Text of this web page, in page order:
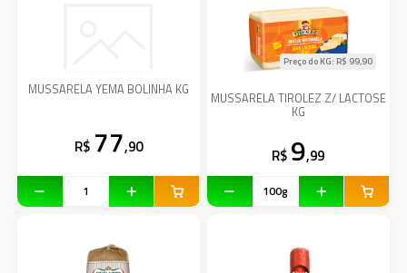
MUSSARELA YEMA BOLINHA KG
R$ 77,90
MUSSARELA TIROLEZ Z/ LACTOSE
KG
Preço do KG: R$ 99,90
R$ 9,99